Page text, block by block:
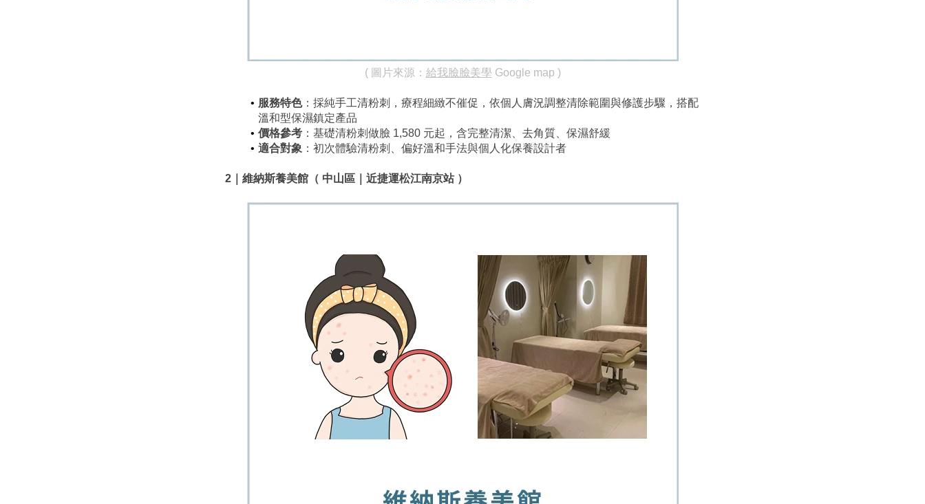
( 圖片來源： 給我臉臉美學 Google map )
服務特色：採純手工清粉刺，療程細緻不催促，依個人膚況調整清除範圍與修護步驟，搭配
溫和型保濕鎮定產品
價格參考：基礎清粉刺做臉 1,580 元起，含完整清潔、去角質、保濕舒緩
適合對象 ：初次體驗清粉刺、偏好溫和手法與個人化保養設計者
2｜維納斯養美館（ 中山區｜近捷運松江南京站 ）